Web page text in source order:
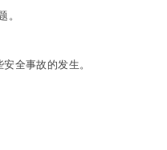
。
全事故的发生。